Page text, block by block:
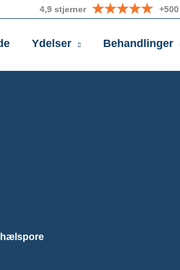
4,9 stjerner
Ydelser Behandlinger
hælspore